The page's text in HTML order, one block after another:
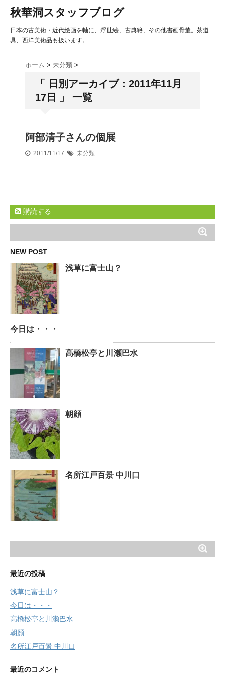
秋華洞スタッフブログ
日本の古美術・近代絵画を軸に、浮世絵、古典籍、その他書画骨董。茶道
具、西洋美術品も扱います。
ホーム > 未分類 >
「 日別アーカイブ：2011年11月
17日 」 一覧
阿部清子さんの個展
2011/11/17 未分類
購読する
NEW POST
浅草に富士山？
今日は・・・
高橋松亭と川瀬巴水
朝顔
名所江戸百景 中川口
最近の投稿
浅草に富士山？
今日は・・・
高橋松亭と川瀬巴水
朝顔
名所江戸百景 中川口
最近のコメント